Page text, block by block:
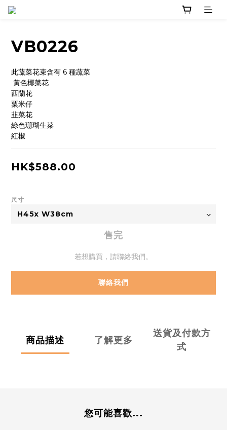
VB0226
此蔬菜花束含有 6 種蔬菜
黃色椰菜花
西蘭花
粟米仔
韭菜花
綠色珊瑚生菜
紅椒
HK$588.00
尺寸
售完
若想購買，請聯絡我們。
聯絡我們
商品描述 了解更多
送貨及付款方
式
您可能喜歡...